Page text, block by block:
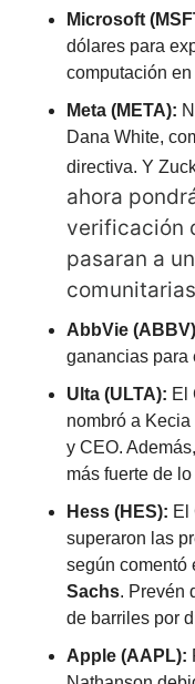
Microsoft
dólares para
computación
Meta (META):
Dana White,
directiva. Y
ahora
verificación
pasaran a
AbbVie
ganancias para
Ulta (ULTA): El
nombró a
y CEO.
más fuerte de
Hess (HES): El
superaron las
según comentó
Sachs. Prevén
de barriles por
Apple (AAPL):